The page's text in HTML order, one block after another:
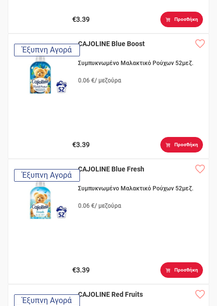
€3.39 Προσθήκη
Έξυπνη Αγορά
CAJOLINE Blue Boost
Συμπυκνωμένο Μαλακτικό Ρούχων 52μεζ.
0.06 €/ μεζούρα
€3.39 Προσθήκη
Έξυπνη Αγορά
CAJOLINE Blue Fresh
Συμπυκνωμένο Μαλακτικό Ρούχων 52μεζ.
0.06 €/ μεζούρα
€3.39 Προσθήκη
Έξυπνη Αγορά
CAJOLINE Red Fruits